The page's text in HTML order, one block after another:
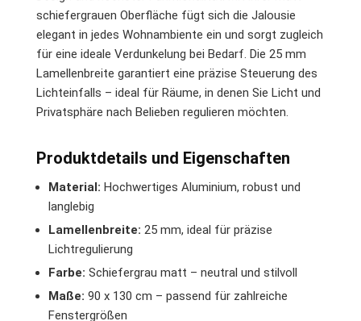
schiefergrauen Oberfläche fügt sich die Jalousie
elegant in jedes Wohnambiente ein und sorgt zugleich
für eine ideale Verdunkelung bei Bedarf. Die 25 mm
Lamellenbreite garantiert eine präzise Steuerung des
Lichteinfalls – ideal für Räume, in denen Sie Licht und
Privatsphäre nach Belieben regulieren möchten.
Produktdetails und Eigenschaften
Material: Hochwertiges Aluminium, robust und
langlebig
Lamellenbreite: 25 mm, ideal für präzise
Lichtregulierung
Farbe: Schiefergrau matt – neutral und stilvoll
Maße: 90 x 130 cm – passend für zahlreiche
Fenstergrößen